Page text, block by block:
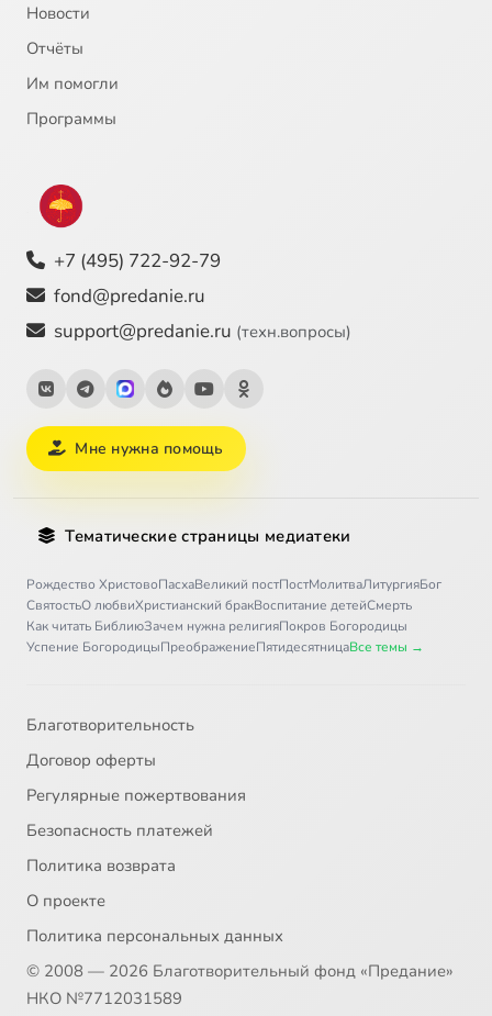
Новости
Отчёты
Им помогли
Программы
+7 (495) 722-92-79
fond@predanie.ru
support@predanie.ru (техн.вопросы)
Мне нужна помощь
Тематические страницы медиатеки
Рождество ХристовоПасхаВеликий постПостМолитваЛитургияБог
СвятостьО любвиХристианский бракВоспитание детейСмерть
Как читать БиблиюЗачем нужна религияПокров Богородицы
Успение БогородицыПреображениеПятидесятницаВсе темы →
Благотворительность
Договор оферты
Регулярные пожертвования
Безопасность платежей
Политика возврата
О проекте
Политика персональных данных
© 2008 — 2026 Благотворительный фонд «Предание»
НКО №7712031589